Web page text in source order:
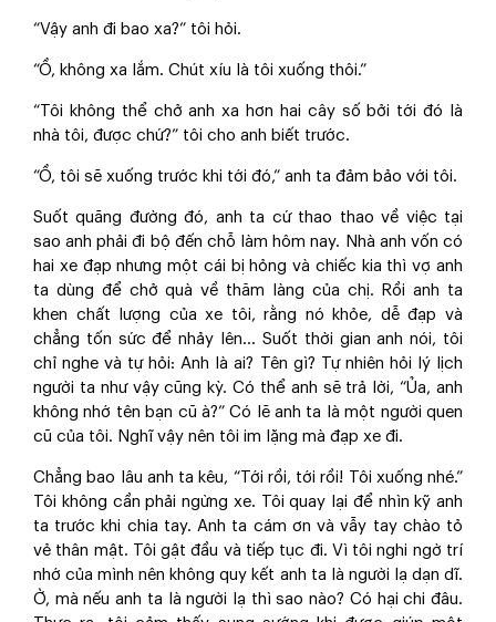
“Vậy anh đi bao xa?” tôi hỏi.
“Ồ, không xa lắm. Chút xíu là tôi xuống thôi.”
“Tôi không thể chở anh xa hơn hai cây số bởi tới đó là
nhà tôi, được chứ?” tôi cho anh biết trước.
“Ồ, tôi sẽ xuống trước khi tới đó,” anh ta đảm bảo với tôi.
Suốt quãng đường đó, anh ta cứ thao thao về việc tại
sao anh phải đi bộ đến chỗ làm hôm nay. Nhà anh vốn có
hai xe đạp nhưng một cái bị hỏng và chiếc kia thì vợ anh
ta dùng để chở quà về thăm làng của chị. Rồi anh ta
khen chất lượng của xe tôi, rằng nó khỏe, dễ đạp và
chẳng tốn sức để nhảy lên... Suốt thời gian anh nói, tôi
chỉ nghe và tự hỏi: Anh là ai? Tên gì? Tự nhiên hỏi lý lịch
người ta như vậy cũng kỳ. Có thể anh sẽ trả lời, “Ủa, anh
không nhớ tên bạn cũ à?” Có lẽ anh ta là một người quen
cũ của tôi. Nghĩ vậy nên tôi im lặng mà đạp xe đi.
Chẳng bao lâu anh ta kêu, “Tới rồi, tới rồi! Tôi xuống nhé.”
Tôi không cần phải ngừng xe. Tôi quay lại để nhìn kỹ anh
ta trước khi chia tay. Anh ta cám ơn và vẫy tay chào tỏ
vẻ thân mật. Tôi gật đầu và tiếp tục đi. Vì tôi nghi ngờ trí
nhớ của mình nên không quy kết anh ta là người lạ dạn dĩ.
Ờ, mà nếu anh ta là người lạ thì sao nào? Có hại chi đâu.